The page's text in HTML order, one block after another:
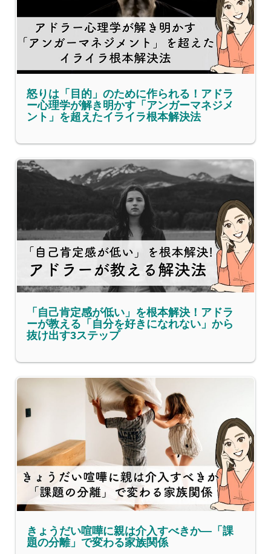
怒りは「目的」のために作られる！アドラ
ー心理学が解き明かす「アンガーマネジメ
ント」を超えたイライラ根本解決法
「自己肯定感が低い」を根本解決！アドラ
ーが教える「自分を好きになれない」から
抜け出す3ステップ
きょうだい喧嘩に親は介入すべきか―「課
題の分離」で変わる家族関係